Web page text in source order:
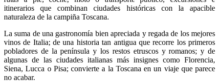
itinerarios que combinan ciudades históricas con la apacible
naturaleza de la campiña Toscana.
La suma de una gastronomía bien apreciada y regada de los mejores
vinos de Italia; de una historia tan antigua que recorre los primeros
pobladores de la península y los restos etruscos y romanos; y de
algunas de las ciudades italianas más insignes como Florencia,
Siena, Lucca o Pisa; convierte a la Toscana en un viaje que parece
no acabar.